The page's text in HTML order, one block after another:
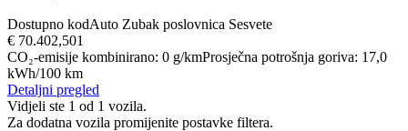
Dostupno kodAuto Zubak poslovnica Sesvete
€ 70.402,501
CO₂-emisije kombinirano: 0 g/kmProsječna potrošnja goriva: 17,0
kWh/100 km
Detaljni pregled
Vidjeli ste 1 od 1 vozila.
Za dodatna vozila promijenite postavke filtera.